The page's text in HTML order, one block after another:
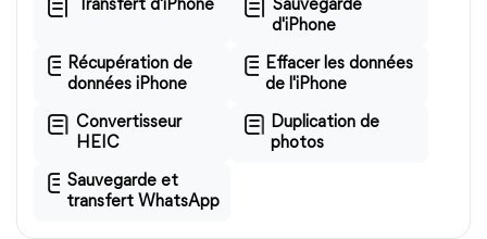
Transfert d'iPhone
Sauvegarde
d'iPhone
Récupération de
données iPhone
Effacer les données
de l'iPhone
Convertisseur
HEIC
Duplication de
photos
Sauvegarde et
transfert WhatsApp